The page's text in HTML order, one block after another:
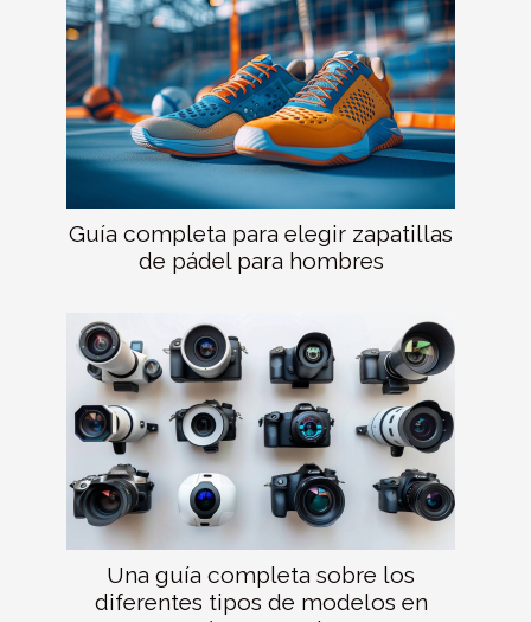
Guía completa para elegir zapatillas
de pádel para hombres
Una guía completa sobre los
diferentes tipos de modelos en